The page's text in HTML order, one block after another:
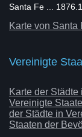
Santa Fe ...
Karte von Santa
Vereinigte
Karte der Städte
Vereinigte
der Städte in
Staaten der